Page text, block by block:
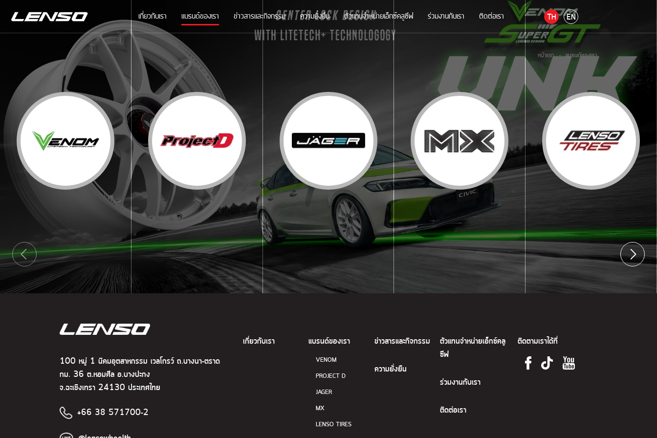
เกี่ยวกับเรา แบรนด์ของเรา ข่าวสารและกิจกรรม ความยั่งยืน ตัวแทนจำหน่ายเอ็กซ์คลูซีฟ ร่วมงานกับเรา ติดต่อเรา TH EN
หน้าแรก - แบรนด์ของเรา
100 หมู่ 1 นิคมอุตสาหกรรม เวลโกรว์ ถ.บางนา-ตราด
กม. 36 ต.หอมศีล อ.บางปะกง
จ.ฉะเชิงเทรา 24130 ประเทศไทย
+66 38 571700-2
เกี่ยวกับเรา แบรนด์ของเรา
VENOM
PROJECT D
JAGER
MX
LENSO TIRES
ข่าวสารและกิจกรรม
ความยั่งยืน
ตัวแทนจำหน่ายเอ็กซ์คลู
ซีฟ
ร่วมงานกับเรา
ติดต่อเรา
ติดตามเราได้ที่